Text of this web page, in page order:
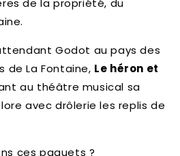
de la propriété, du
Godot au pays des
de La Fontaine, Le héron et
au théâtre musical sa
avec drôlerie les replis de
ces paquets ?